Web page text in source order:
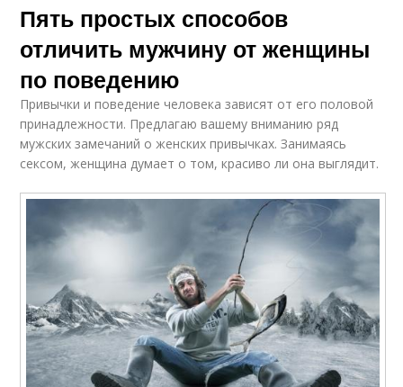
Пять простых способов
отличить мужчину от женщины
по поведению
Привычки и поведение человека зависят от его половой
принадлежности. Предлагаю вашему вниманию ряд
мужских замечаний о женских привычках. Занимаясь
сексом, женщина думает о том, красиво ли она выглядит.